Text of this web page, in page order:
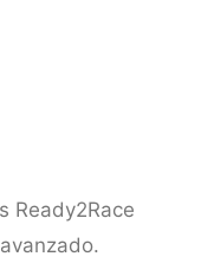
Ready2Race